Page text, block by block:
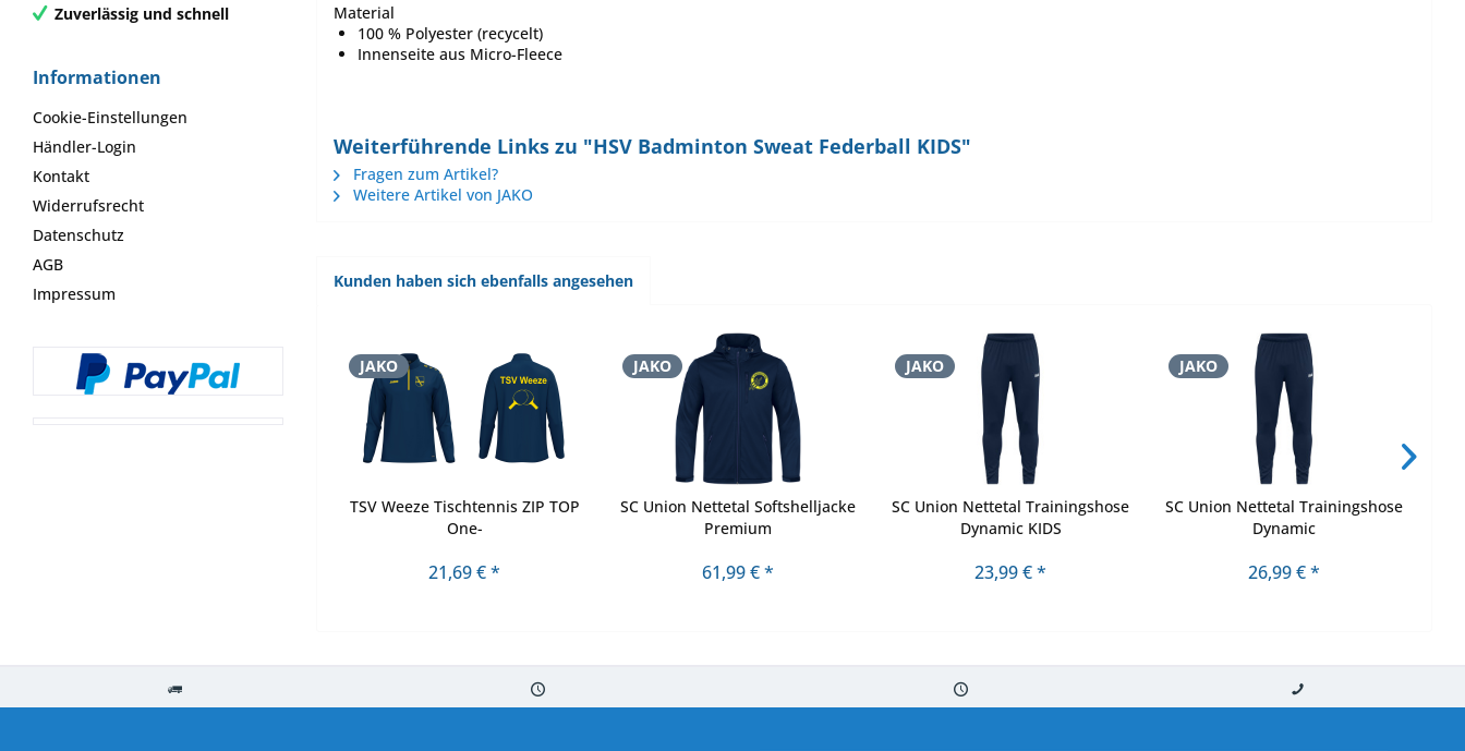
Zuverlässig und schnell
Informationen
Cookie-Einstellungen
Händler-Login
Kontakt
Widerrufsrecht
Datenschutz
AGB
Impressum
Material
100 % Polyester (recycelt)
Innenseite aus Micro-Fleece
Weiterführende Links zu "HSV Badminton Sweat Federball KIDS"
Fragen zum Artikel?
Weitere Artikel von JAKO
Kunden haben sich ebenfalls angesehen
JAKO
TSV Weeze Tischtennis ZIP TOP
One-
21,69 € *
JAKO
SC Union Nettetal Softshelljacke
Premium
61,99 € *
JAKO
SC Union Nettetal Trainingshose
Dynamic KIDS
23,99 € *
JAKO
SC Union Nettetal Trainingshose
Dynamic
26,99 € *